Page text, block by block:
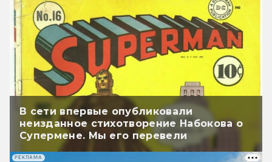
В сети впервые опубликовали
неизданное стихотворение Набокова о
Супермене. Мы его перевели
РЕКЛАМА